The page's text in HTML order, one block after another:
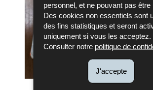
personnel, et ne pouvant pas être
Des cookies non essentiels sont
des fins statistiques et seront
uniquement si vous les acceptez.
Consulter notre politique de
J'accepte